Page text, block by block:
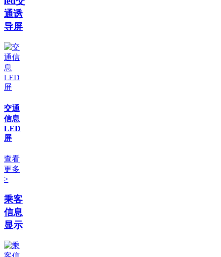
通诱
导屏
交通
信息
LED
屏
查看
更多
>
乘客
信息
显示